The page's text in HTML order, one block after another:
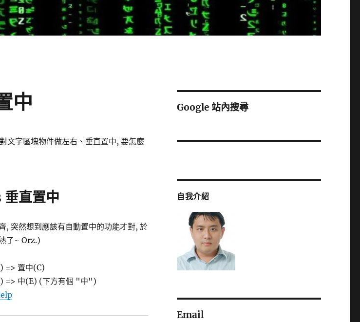
中
字區塊物件做左右、垂直置中, 要怎麼
直置中
突然想到應該有自動置中的功能才對, 於
了~ Orz.)
=> 置中(C)
=> 中(E) (下方有個 "中")
Google 站內搜尋
自我介紹
Email